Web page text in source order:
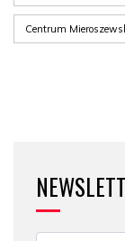
Centrum